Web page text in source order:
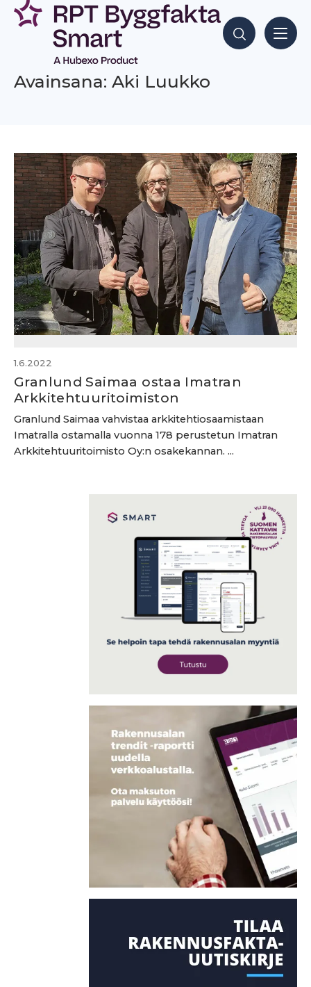
Siirry
sisältöön
Hae sisältöjä
Avainsana: Aki Luukko
1.6.2022
Granlund Saimaa ostaa Imatran
Arkkitehtuuritoimiston
Granlund Saimaa vahvistaa arkkitehtiosaamistaan
Imatralla ostamalla vuonna 178 perustetun Imatran
Arkkitehtuuritoimisto Oy:n osakekannan. ...